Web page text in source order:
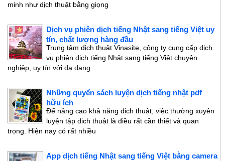
minh như dịch thuật bằng giọng
Dịch vụ phiên dịch tiếng Nhật sang tiếng Việt uy
tín, chất lượng hàng đầu
Trung tâm dịch thuật Vinasite, công ty cung cấp dịch
vụ phiên dịch tiếng Nhật sang tiếng Việt chuyên
nghiệp, uy tín với đa dạng
Những quyển sách luyện dịch tiếng nhật pdf
hữu ích
Để nâng cao khả năng dịch thuật, việc thường xuyên
luyện tập dịch thuật là điều rất cần thiết và quan
trọng. Hiện nay có rất nhiều
App dịch tiếng Nhật sang tiếng Việt bằng camera